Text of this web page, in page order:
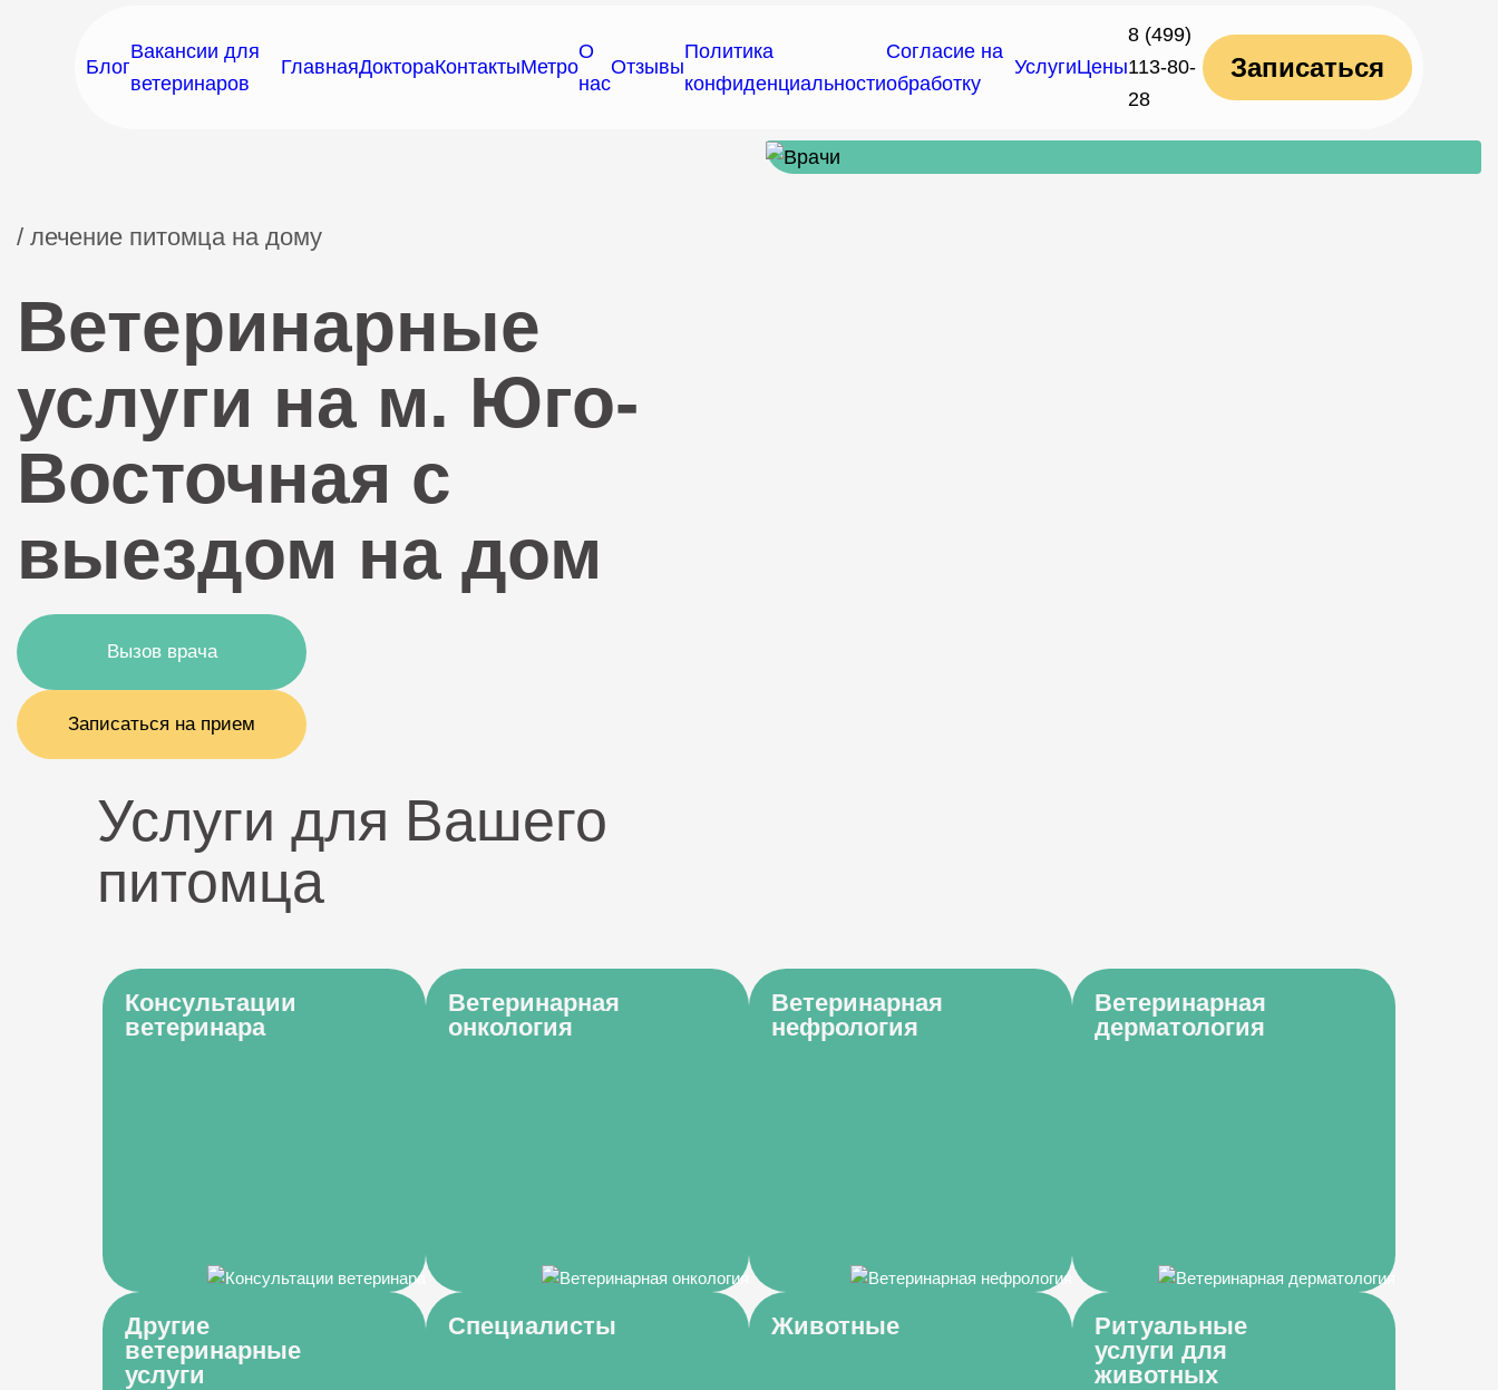
Блог
Вакансии для
ветеринаров
ГлавнаяДоктораКонтактыМетро
О
нас
Отзывы
Политика
конфиденциальности
Согласие на
обработку
УслугиЦены
8 (499)
113-80-
28
Записаться
/ лечение питомца на дому
Ветеринарные
услуги на м. Юго-
Восточная с
выездом на дом
Вызов врача
Записаться на прием
Услуги для Вашего
питомца
Консультации
ветеринара
Ветеринарная
онкология
Ветеринарная
нефрология
Ветеринарная
дерматология
Другие
ветеринарные
услуги
Специалисты Животные
Ритуальные
услуги для
животных